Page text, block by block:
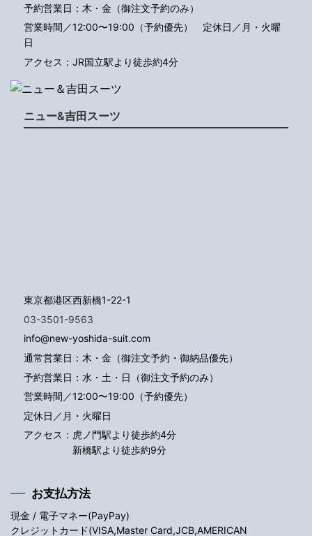
予約営業日：木・金（御注文予約のみ）
営業時間／12:00〜19:00（予約優先） 定休日／月・火曜
日
アクセス：JR国立駅より徒歩約4分
ニュー&吉田スーツ
東京都港区西新橋1-22-1
03-3501-9563
info@new-yoshida-suit.com
通常営業日：木・金（御注文予約・御納品優先）
予約営業日：水・土・日（御注文予約のみ）
営業時間／12:00〜19:00（予約優先）
定休日／月・火曜日
アクセス： 虎ノ門駅より徒歩約4分
新橋駅より徒歩約9分
お支払方法
現金 / 電子マネー(PayPay)
クレジットカード(VISA,Master Card,JCB,AMERICAN